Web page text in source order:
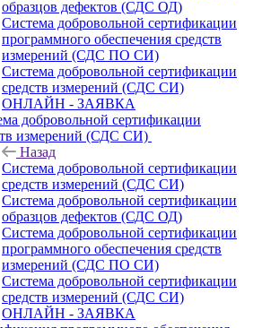
образцов дефектов (СДС ОД)
Система добровольной сертификации
программного обеспечения средств
измерений (СДС ПО СИ)
Система добровольной сертификации
средств измерений (СДС СИ)
ОНЛАЙН - ЗАЯВКА
добровольной сертификации
измерений (СДС СИ)
Назад
Система добровольной сертификации
средств измерений (СДС СИ)
Система добровольной сертификации
образцов дефектов (СДС ОД)
Система добровольной сертификации
программного обеспечения средств
измерений (СДС ПО СИ)
Система добровольной сертификации
средств измерений (СДС СИ)
ОНЛАЙН - ЗАЯВКА